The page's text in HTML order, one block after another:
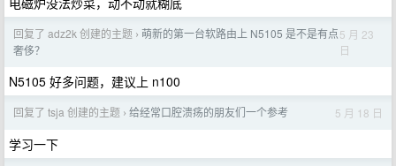
回复了 adz2k 创建的主题 › 萌新的第一台软路由上 N5105 是不是有点
奢侈？
5 月 23
日
N5105 好多问题，建议上 n100
回复了 tsja 创建的主题 › 给经常口腔溃疡的朋友们一个参考 5 月 18 日
学习一下